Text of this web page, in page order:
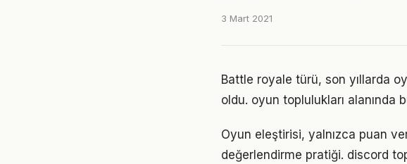
3 Mart 2021
Battle royale türü, son yıllarda
oldu. oyun toplulukları alanında
Oyun eleştirisi, yalnızca puan
değerlendirme pratiği. discord